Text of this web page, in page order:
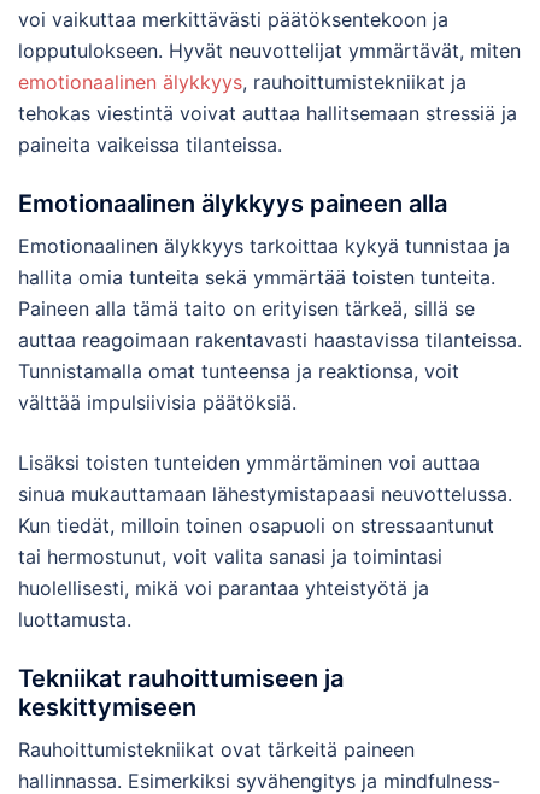
voi vaikuttaa merkittävästi päätöksentekoon ja
lopputulokseen. Hyvät neuvottelijat ymmärtävät, miten
emotionaalinen älykkyys, rauhoittumistekniikat ja
tehokas viestintä voivat auttaa hallitsemaan stressiä ja
paineita vaikeissa tilanteissa.
Emotionaalinen älykkyys paineen alla
Emotionaalinen älykkyys tarkoittaa kykyä tunnistaa ja
hallita omia tunteita sekä ymmärtää toisten tunteita.
Paineen alla tämä taito on erityisen tärkeä, sillä se
auttaa reagoimaan rakentavasti haastavissa tilanteissa.
Tunnistamalla omat tunteensa ja reaktionsa, voit
välttää impulsiivisia päätöksiä.
Lisäksi toisten tunteiden ymmärtäminen voi auttaa
sinua mukauttamaan lähestymistapaasi neuvottelussa.
Kun tiedät, milloin toinen osapuoli on stressaantunut
tai hermostunut, voit valita sanasi ja toimintasi
huolellisesti, mikä voi parantaa yhteistyötä ja
luottamusta.
Tekniikat rauhoittumiseen ja
keskittymiseen
Rauhoittumistekniikat ovat tärkeitä paineen
hallinnassa. Esimerkiksi syvähengitys ja mindfulness-